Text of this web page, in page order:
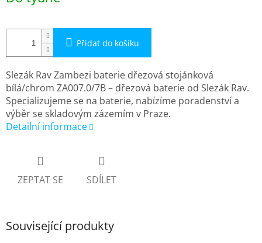
Přidat do košíku
Slezák Rav Zambezi baterie dřezová stojánková
bílá/chrom ZA007.0/7B – dřezová baterie od Slezák Rav.
Specializujeme se na baterie, nabízíme poradenství a
výběr se skladovým zázemím v Praze.
Detailní informace
ZEPTAT SE SDÍLET
Související produkty